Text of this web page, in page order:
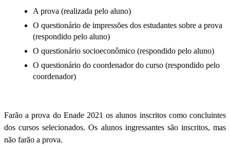
A prova (realizada pelo aluno)
O questionário de impressões dos estudantes sobre a prova
(respondido pelo aluno)
O questionário socioeconômico (respondido pelo aluno)
O questionário do coordenador do curso (respondido pelo
coordenador)
Farão a prova do Enade 2021 os alunos inscritos como concluintes
dos cursos selecionados. Os alunos ingressantes são inscritos, mas
não farão a prova.